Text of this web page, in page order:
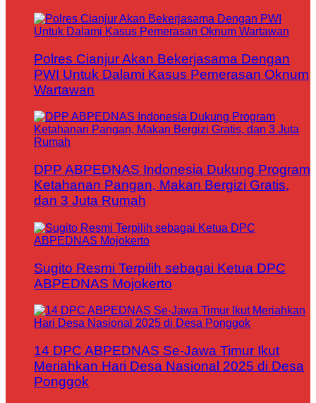
Polres Cianjur Akan Bekerjasama Dengan
PWI Untuk Dalami Kasus Pemerasan Oknum
Wartawan
DPP ABPEDNAS Indonesia Dukung Program
Ketahanan Pangan, Makan Bergizi Gratis,
dan 3 Juta Rumah
Sugito Resmi Terpilih sebagai Ketua DPC
ABPEDNAS Mojokerto
14 DPC ABPEDNAS Se-Jawa Timur Ikut
Meriahkan Hari Desa Nasional 2025 di Desa
Ponggok